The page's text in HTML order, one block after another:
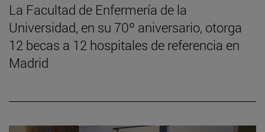
La Facultad de Enfermería de la
Universidad, en su 70º aniversario, otorga
12 becas a 12 hospitales de referencia en
Madrid